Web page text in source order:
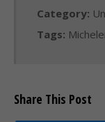
Category:
Tags:
Share This Post